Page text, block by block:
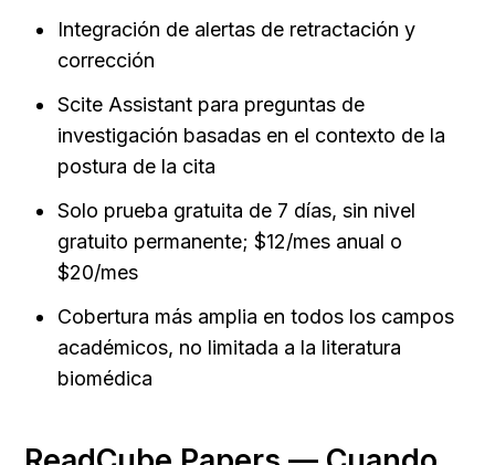
Integración de alertas de retractación y
corrección
Scite Assistant para preguntas de
investigación basadas en el contexto de la
postura de la cita
Solo prueba gratuita de 7 días, sin nivel
gratuito permanente; $12/mes anual o
$20/mes
Cobertura más amplia en todos los campos
académicos, no limitada a la literatura
biomédica